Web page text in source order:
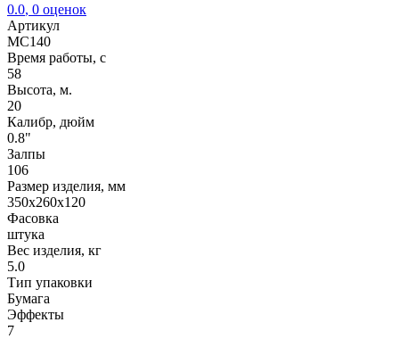
0.0, 0 оценок
Артикул
MC140
Время работы, с
58
Высота, м.
20
Калибр, дюйм
0.8"
Залпы
106
Размер изделия, мм
350х260х120
Фасовка
штука
Вес изделия, кг
5.0
Тип упаковки
Бумага
Эффекты
7